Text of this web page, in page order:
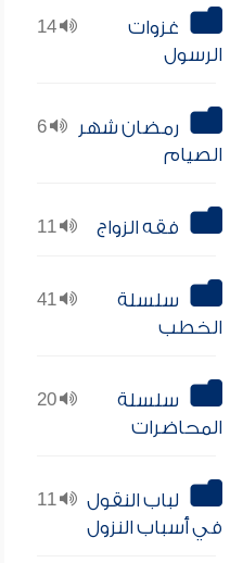
14
غزوات
الرسول
6
رمضان شهر
الصيام
11 فقه الزواج
41
سلسلة
الخطب
20
سلسلة
المحاضرات
11
لباب النقول
في أسباب النزول